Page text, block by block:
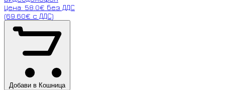
Цена: 58.0€ без ДДС
(69.60€ с ДДС)
Добави в Кошница